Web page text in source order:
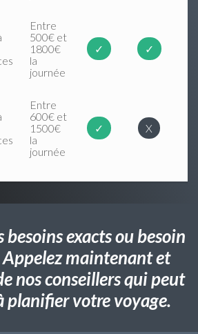
Entre
500€ et
1800€
la
journée
✓ ✓
Entre
600€ et
1500€
la
journée
✓ X
besoins exacts ou besoin
Appelez maintenant et
nos conseillers qui peut
planifier votre voyage.